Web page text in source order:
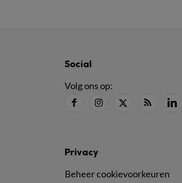
Social
Volg ons op:
Privacy
Beheer cookievoorkeuren